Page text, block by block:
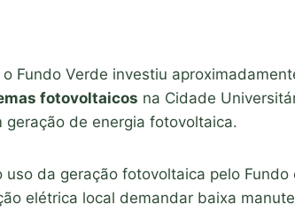
o Fundo Verde investiu
fotovoltaicos na Cidade
geração de energia fotovoltaica.
uso da geração fotovoltaica pelo Fundo
elétrica local demandar baixa